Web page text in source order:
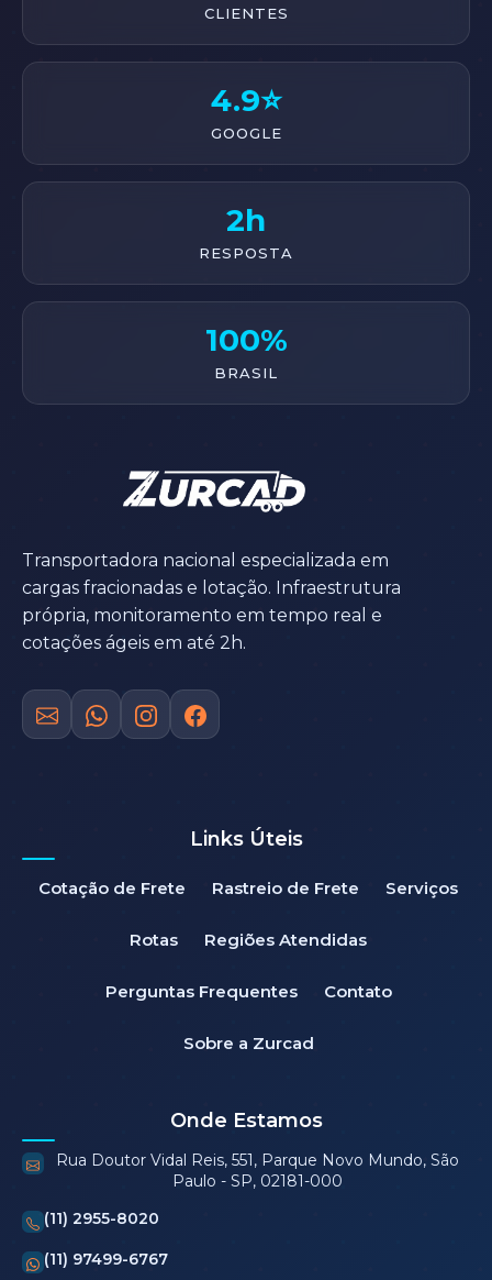
CLIENTES
4.9⭐
GOOGLE
2h
RESPOSTA
100%
BRASIL
Transportadora nacional especializada em
cargas fracionadas e lotação. Infraestrutura
própria, monitoramento em tempo real e
cotações ágeis em até 2h.
Links Úteis
Cotação de Frete Rastreio de Frete Serviços
Rotas Regiões Atendidas
Perguntas Frequentes Contato
Sobre a Zurcad
Onde Estamos
Rua Doutor Vidal Reis, 551, Parque Novo Mundo, São
Paulo - SP, 02181-000
(11) 2955-8020
(11) 97499-6767